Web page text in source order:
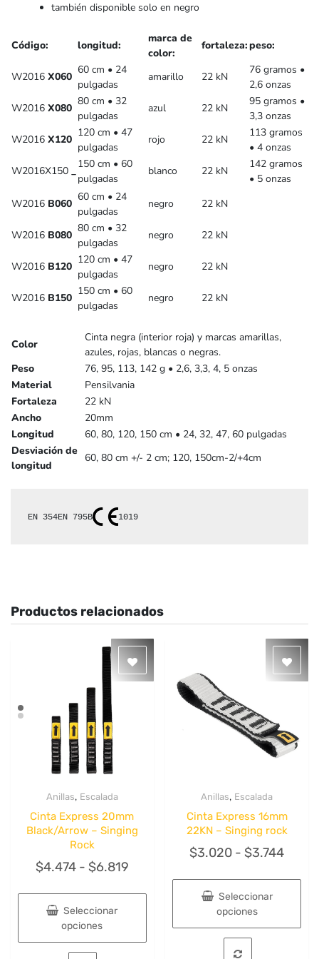
también disponible solo en negro
Código: longitud:
marca de
color:
fortaleza:peso:
W2016 X060
60 cm • 24
pulgadas
amarillo 22 kN
76 gramos •
2,6 onzas
W2016 X080
80 cm • 32
pulgadas
azul 22 kN
95 gramos •
3,3 onzas
W2016 X120
120 cm • 47
pulgadas
rojo 22 kN
113 gramos
• 4 onzas
W2016X150 _
150 cm • 60
pulgadas
blanco 22 kN
142 gramos
• 5 onzas
W2016 B060
60 cm • 24
pulgadas
negro 22 kN
W2016 B080
80 cm • 32
pulgadas
negro 22 kN
W2016 B120
120 cm • 47
pulgadas
negro 22 kN
W2016 B150
150 cm • 60
pulgadas
negro 22 kN
Color
Cinta negra (interior roja) y marcas amarillas,
azules, rojas, blancas o negras.
Peso
76, 95, 113, 142 g • 2,6, 3,3, 4, 5 onzas
Material
Pensilvania
Fortaleza
22 kN
Ancho
20mm
Longitud
60, 80, 120, 150 cm • 24, 32, 47, 60 pulgadas
Desviación de
longitud
60, 80 cm +/- 2 cm; 120, 150cm-2/+4cm
EN 354EN 795B 1019
Productos relacionados
Anillas, Escalada
Cinta Express 20mm
Black/Arrow – Singing
Rock
$4.474 - $6.819Rango
$4.474
Seleccionar
opciones
Este
Anillas, Escalada
Cinta Express 16mm
22KN – Singing rock
$3.020 - $3.744
Seleccionar
opciones
Este
producto